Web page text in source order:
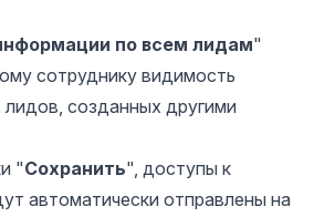
по всем лидам"
сотруднику видимость
созданных другими
"Сохранить", доступы к
автоматически отправлены на